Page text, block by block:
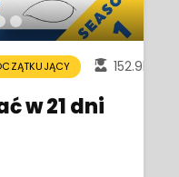
152.9k
w 21 dni